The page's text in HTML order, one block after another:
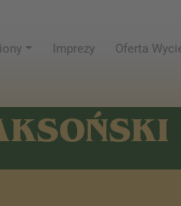
Imprezy Oferta